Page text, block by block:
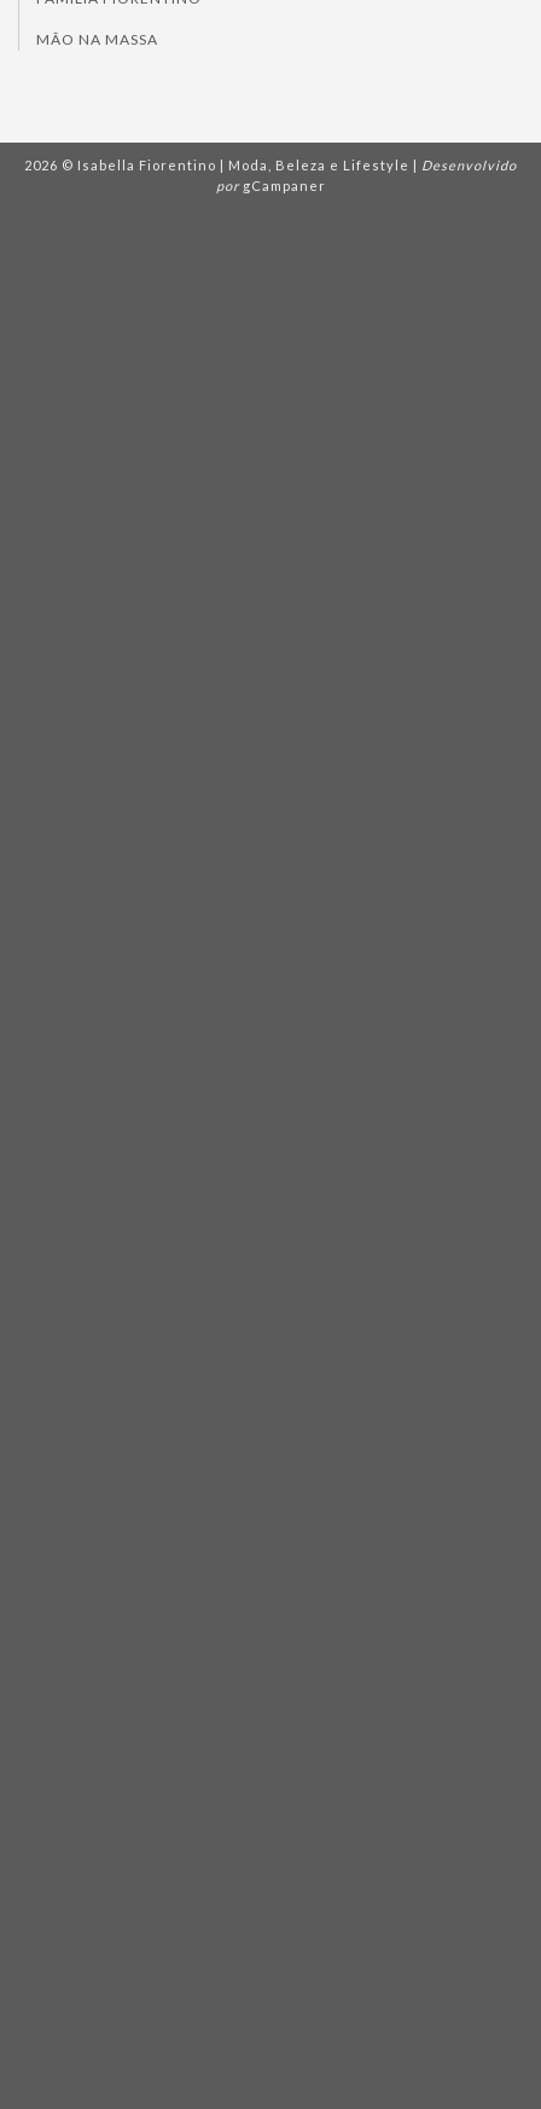
MÃO NA MASSA
2026 © Isabella Fiorentino | Moda, Beleza e Lifestyle | Desenvolvido
por gCampaner